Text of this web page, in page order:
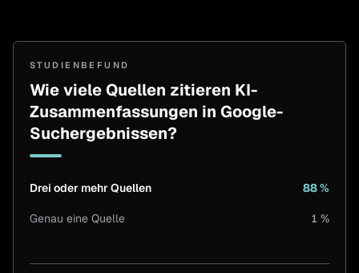
STUDIENBEFUND
Wie viele Quellen zitieren KI-
Zusammenfassungen in Google-
Suchergebnissen?
Drei oder mehr Quellen 88 %
Genau eine Quelle
1 %